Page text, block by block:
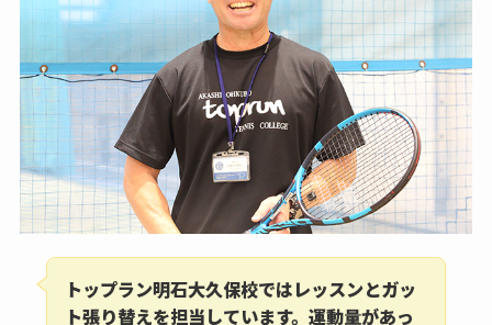
トップラン明石大久保校ではレッスンとガッ
ト張り替えを担当しています。運動量があっ